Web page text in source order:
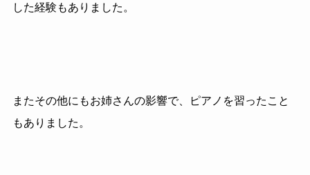
した経験もありました。
またその他にもお姉さんの影響で、ピアノを習ったこと
もありました。